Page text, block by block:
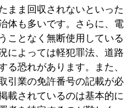
まま回収されないといった
体も多いです。さらに、電
ことなく無断使用している
によっては軽犯罪法、道路
る恐れがあります。また、
引業の免許番号の記載が必
載されているのは基本的に